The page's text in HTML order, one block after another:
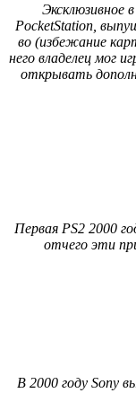
Эксклюзивное
PocketStation,
во (избежание
него владелец мог
открывать
Первая PS2 2000
отчего эти
В 2000 году Sony